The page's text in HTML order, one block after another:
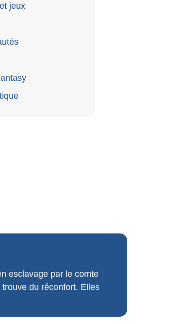
jeux
esclavage par le comte
du réconfort. Elles